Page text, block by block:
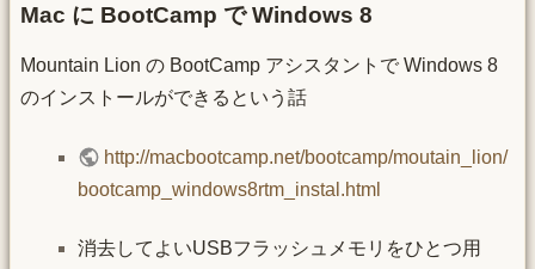
Mac に BootCamp で Windows 8
Mountain Lion の BootCamp アシスタントで Windows 8
のインストールができるという話
http://macbootcamp.net/bootcamp/moutain_lion/
bootcamp_windows8rtm_instal.html
消去してよいUSBフラッシュメモリをひとつ用